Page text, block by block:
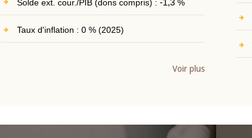
Solde ext. cour./PIB (dons compris) : -1,3%
Taux d'inflation : 0 % (2025)
Voir plus